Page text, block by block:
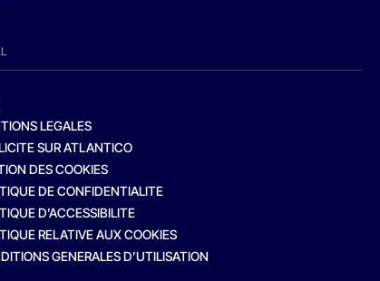
LEGALES
SUR ATLANTICO
DES COOKIES
DE CONFIDENTIALITE
D’ACCESSIBILITE
RELATIVE AUX COOKIES
GENERALES D’UTILISATION